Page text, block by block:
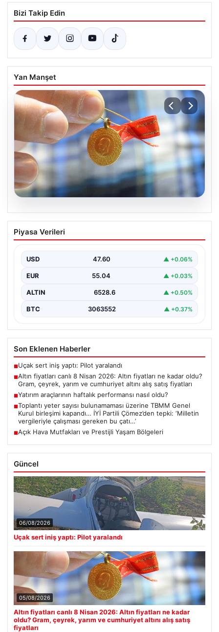
Bizi Takip Edin
Yan Manşet
05.08.2026
Altın fiyatları canlı 8 Nisan 2026: Altın
fiyatları ne kadar oldu? Gram, çeyrek,
fiyatları
{ "title": "8 Nisan 2026 Altın Fiyatları Canlı Takip: Gram,
Çeyrek ve Cumhuriyet Altını…
Piyasa Verileri
USD 47.60 ▲ +0.06%
EUR 55.04 ▲ +0.03%
ALTIN 6528.6 ▲ +0.50%
BTC 3063552 ▲ +0.37%
Son Eklenen Haberler
■Uçak sert iniş yaptı: Pilot yaralandı
■Altın fiyatları canlı 8 Nisan 2026: Altın fiyatları ne kadar oldu?
Gram, çeyrek, yarım ve cumhuriyet altını alış satış fiyatları
■Yatırım araçlarının haftalık performansı nasıl oldu?
■Toplantı yeter sayısı bulunamaması üzerine TBMM Genel
Kurul birleşimi kapandı… İYİ Partili Çömez’den tepki: ‘Milletin
vergileriyle çalışması gereken bu çatı…’
■Açık Hava Mutfakları ve Prestijli Yaşam Bölgeleri
Güncel
06/08/2026
Uçak sert iniş yaptı: Pilot yaralandı
05/08/2026
Altın fiyatları canlı 8 Nisan 2026: Altın fiyatları ne kadar
oldu? Gram, çeyrek, yarım ve cumhuriyet altını alış satış
fiyatları